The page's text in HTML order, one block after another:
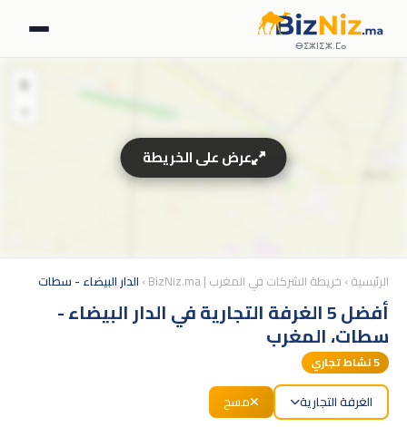
ⴱⵉⵣⵏⵉⵣ.ⵎⴰ
الرئيسية› خريطة الشركات في المغرب | BizNiz.ma › الدار البيضاء - سطات
أفضل 5 الغرفة التجارية في الدار البيضاء -
سطات، المغرب
5نشاط تجاري
الغرفة التجارية مسح
+
عرض على الخريطة